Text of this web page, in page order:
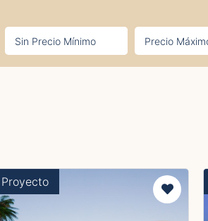
Proyecto